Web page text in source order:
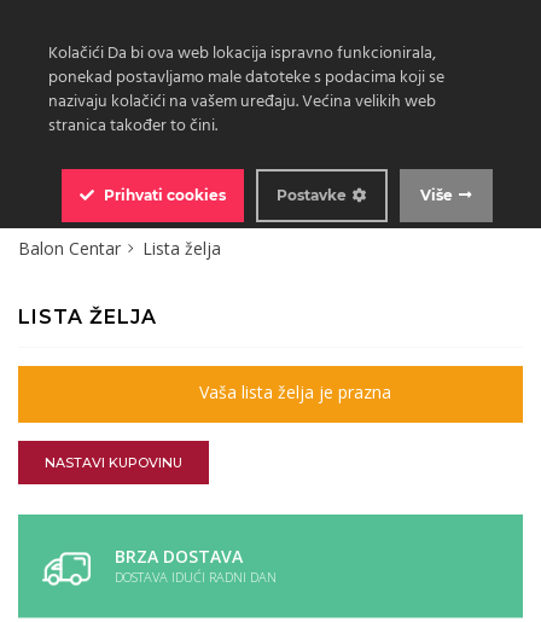
Balon Centar Lista želja
LISTA ŽELJA
Vaša lista želja je prazna
NASTAVI KUPOVINU
BRZA DOSTAVA
DOSTAVA IDUĆI RADNI DAN
Kolačići Da bi ova web lokacija ispravno funkcionirala,
ponekad postavljamo male datoteke s podacima koji se
nazivaju kolačići na vašem uređaju. Većina velikih web
stranica također to čini.
Prihvati cookies Više
Postavke